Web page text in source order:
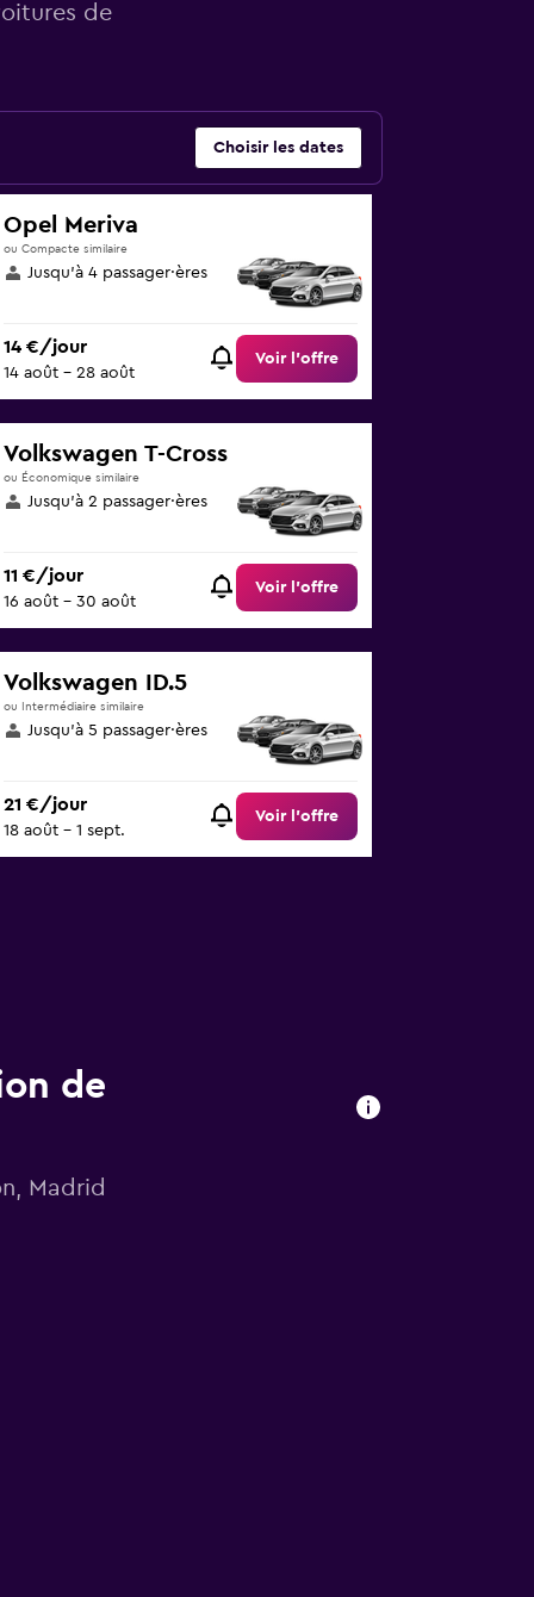
de
Choisir les dates
Opel Meriva
ou Compacte similaire
Jusqu’à 4 passager·ères
14 €/jour
14 août - 28 août
Voir l’offre
Volkswagen T-Cross
ou Économique similaire
Jusqu’à 2 passager·ères
11 €/jour
16 août - 30 août
Voir l’offre
Volkswagen ID.5
ou Intermédiaire similaire
Jusqu’à 5 passager·ères
21 €/jour
18 août - 1 sept.
Voir l’offre
de
Madrid